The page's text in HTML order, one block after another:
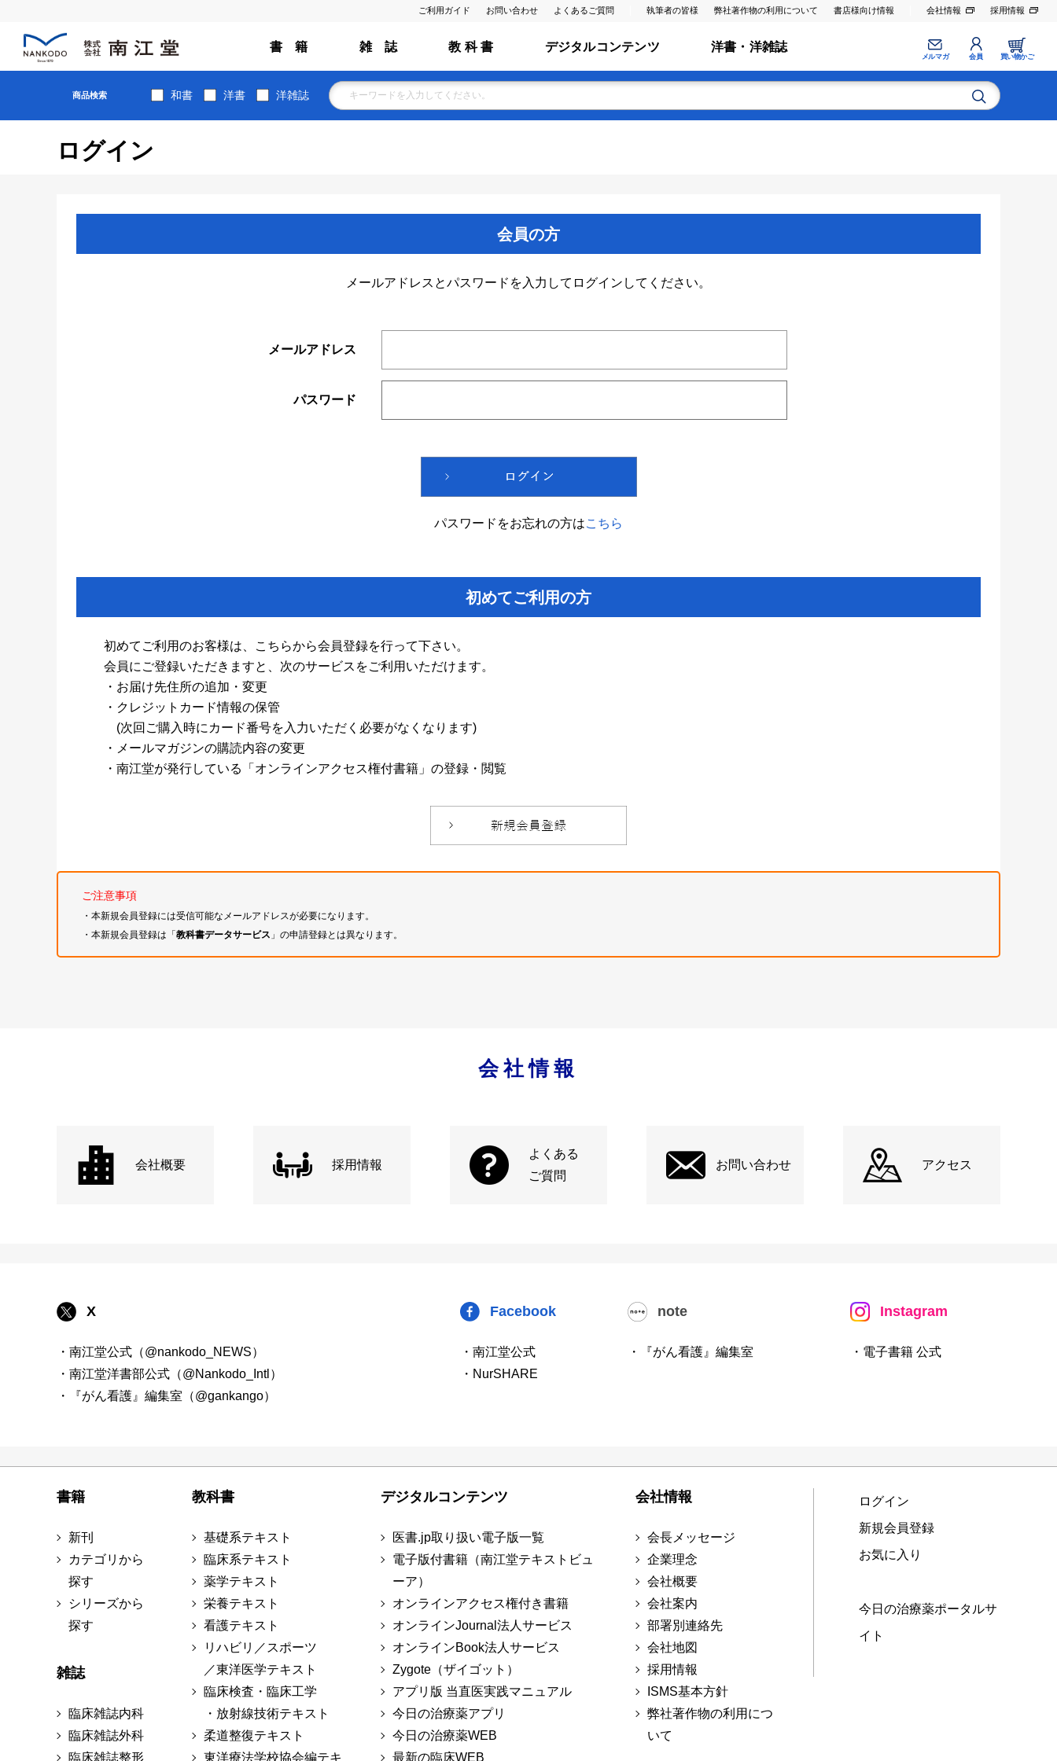
ご利用ガイド お問い合わせ よくあるご質問 執筆者の皆様 弊社著作物の利用について 書店様向け情報 会社情報 採用情報
書 籍 雑 誌 教 科 書 デジタルコンテンツ 洋書・洋雑誌
メルマガ 会員 買い物かご
商品検索 和書 洋書 洋雑誌
ログイン
会員の方
メールアドレスとパスワードを入力してログインしてください。
メールアドレス
パスワード
パスワードをお忘れの方はこちら
初めてご利用の方
初めてご利用のお客様は、こちらから会員登録を行って下さい。
会員にご登録いただきますと、次のサービスをご利用いただけます。
・お届け先住所の追加・変更
・クレジットカード情報の保管
(次回ご購入時にカード番号を入力いただく必要がなくなります)
・メールマガジンの購読内容の変更
・南江堂が発行している「オンラインアクセス権付書籍」の登録・閲覧
ご注意事項
・本新規会員登録には受信可能なメールアドレスが必要になります。
・本新規会員登録は「教科書データサービス 」の申請登録とは異なります。
会社情報
会社概要 採用情報
よくある
ご質問
お問い合わせ アクセス
X
・南江堂公式（@nankodo_NEWS）
・南江堂洋書部公式（@Nankodo_Intl）
・『がん看護』編集室（@gankango）
Facebook
・南江堂公式
・NurSHARE
note
・『がん看護』編集室
Instagram
・電子書籍 公式
書籍
新刊
カテゴリから
探す
シリーズから
探す
雑誌
臨床雑誌内科
臨床雑誌外科
臨床雑誌整形
教科書
基礎系テキスト
臨床系テキスト
薬学テキスト
栄養テキスト
看護テキスト
リハビリ／スポーツ
／東洋医学テキスト
臨床検査・臨床工学
・放射線技術テキスト
柔道整復テキスト
東洋療法学校協会編テキ
デジタルコンテンツ
医書.jp取り扱い電子版一覧
電子版付書籍（南江堂テキストビュ
ーア）
オンラインアクセス権付き書籍
オンラインJournal法人サービス
オンラインBook法人サービス
Zygote（ザイゴット）
アプリ版 当直医実践マニュアル
今日の治療薬アプリ
今日の治療薬WEB
最新の臨床WEB
会社情報
会長メッセージ
企業理念
会社概要
会社案内
部署別連絡先
会社地図
採用情報
ISMS基本方針
弊社著作物の利用につ
いて
ログイン
新規会員登録
お気に入り
今日の治療薬ポータルサ
イト